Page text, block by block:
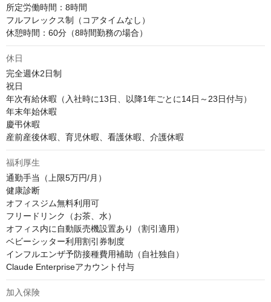
所定労働時間：8時間
フルフレックス制（コアタイムなし）
休憩時間：60分（8時間勤務の場合）
休日
完全週休2日制
祝日
年次有給休暇（入社時に13日、以降1年ごとに14日～23日付与）
年末年始休暇
慶弔休暇
産前産後休暇、育児休暇、看護休暇、介護休暇
福利厚生
通勤手当（上限5万円/月）
健康診断
オフィスジム無料利用可
フリードリンク（お茶、水）
オフィス内に自動販売機設置あり（割引適用）
ベビーシッター利用割引券制度
インフルエンザ予防接種費用補助（自社独自）
Claude Enterpriseアカウント付与
加入保険